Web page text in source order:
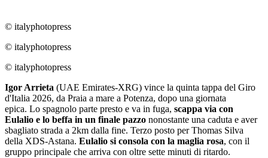
© italyphotopress
© italyphotopress
© italyphotopress
Igor Arrieta (UAE Emirates-XRG) vince la quinta tappa del Giro
d'Italia 2026, da Praia a mare a Potenza, dopo una giornata
epica. Lo spagnolo parte presto e va in fuga, scappa via con
Eulalio e lo beffa in un finale pazzo nonostante una caduta e aver
sbagliato strada a 2km dalla fine. Terzo posto per Thomas Silva
della XDS-Astana. Eulalio si consola con la maglia rosa, con il
gruppo principale che arriva con oltre sette minuti di ritardo.